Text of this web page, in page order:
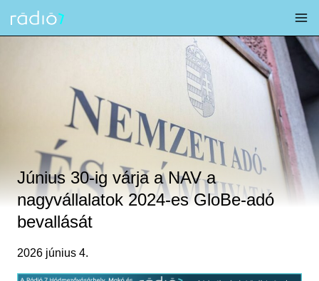
Június 30-ig várja a NAV a
nagyvállalatok 2024-es GloBe-adó
bevallását
2026 június 4.